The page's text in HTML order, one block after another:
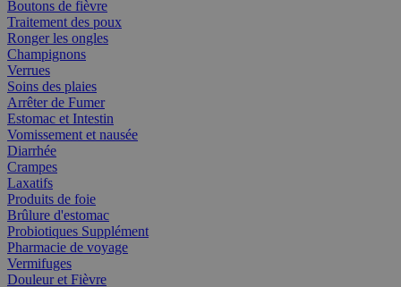
Boutons de fièvre
Traitement des poux
Ronger les ongles
Champignons
Verrues
Soins des plaies
Arrêter de Fumer
Estomac et Intestin
Vomissement et nausée
Diarrhée
Crampes
Laxatifs
Produits de foie
Brûlure d'estomac
Probiotiques Supplément
Pharmacie de voyage
Vermifuges
Douleur et Fièvre